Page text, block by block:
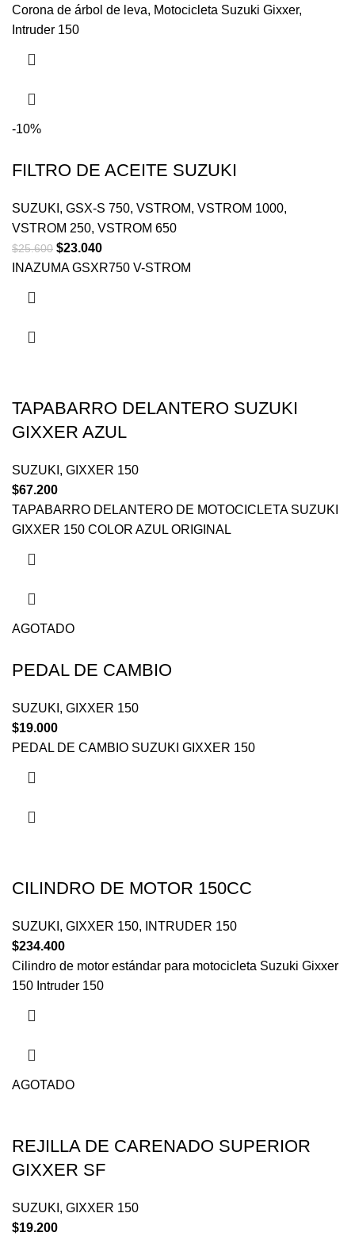
Corona de árbol de leva, Motocicleta Suzuki Gixxer,
Intruder 150
-10%
FILTRO DE ACEITE SUZUKI
SUZUKI , GSX-S 750, VSTROM, VSTROM 1000,
VSTROM 250, VSTROM 650
$25.600 $23.040
INAZUMA GSXR750 V-STROM
TAPABARRO DELANTERO SUZUKI
GIXXER AZUL
SUZUKI , GIXXER 150
$67.200
TAPABARRO DELANTERO DE MOTOCICLETA SUZUKI
GIXXER 150 COLOR AZUL ORIGINAL
AGOTADO
PEDAL DE CAMBIO
SUZUKI , GIXXER 150
$19.000
PEDAL DE CAMBIO SUZUKI GIXXER 150
CILINDRO DE MOTOR 150CC
SUZUKI , GIXXER 150,
INTRUDER 150
$234.400
Cilindro de motor estándar para motocicleta Suzuki Gixxer
150 Intruder 150
AGOTADO
REJILLA DE CARENADO SUPERIOR
GIXXER SF
SUZUKI , GIXXER 150
$19.200